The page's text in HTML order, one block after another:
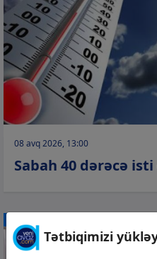
08 avq 2026, 13:00
Sabah 40 dərəcə
Tətbiqimizi